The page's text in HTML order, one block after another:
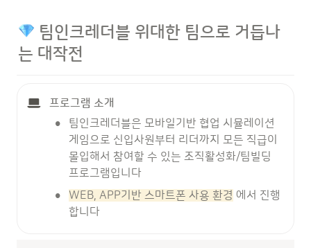
팀인크레더블 위대한 팀으로 거듭나
는 대작전
프로그램 소개
•
팀인크레더블은 모바일기반 협업 시뮬레이션
게임으로 신입사원부터 리더까지 모든 직급이
몰입해서 참여할 수 있는 조직활성화/팀빌딩
프로그램입니다
• WEB, APP기반 스마트폰 사용 환경 에서 진행
합니다